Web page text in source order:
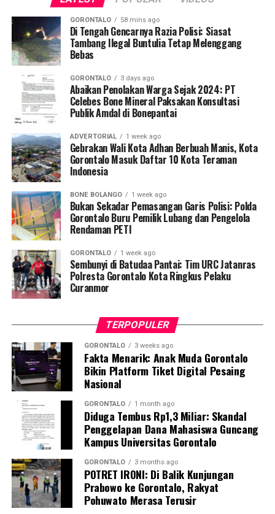
Singkawang. Capaian ini menjadi bukti konkret bahwa
Kota Gorontalo terus bertransformasi menjadi daerah
yang aman, nyaman, dan ramah bagi semua.
tersebut.
“Langkah penyegelan ini bertujuan untuk mendukung
proses penegakan hukum secara tuntas terhadap
praktik PETI di wilayah Kabupaten Bone Bolango,” tegas
Kombes Pol. Maruly Pardede.
Dari hasil penyisiran di Tempat Kejadian Perkara (TKP),
operasional, meliputi dua karung material batu galian,
dua buah pipa karbon, tiga mata borjet hammer, serta
satu buah mangkuk plastik warna biru.
Selain menyegel lubang tambang dan mengamankan
barang bukti material serta alat pengolahan, petugas
turut menempelkan surat imbauan tertulis di sekitar
area penambangan agar tidak ada lagi aktivitas ilegal
yang berlangsung.
Kendati saat tim tiba di lokasi tidak ditemukan adanya
aktivitas penambangan yang tengah berjalan, seluruh
rangkaian kegiatan penyelidikan berlangsung aman,
kondusif, dan tanpa hambatan.
Kombes Pol. Maruly menegaskan, Polda Gorontalo tidak
akan berhenti pada tindakan penyegelan semata.
Pihaknya kini tengah melakukan penelusuran mendalam
terhadap pihak-pihak yang terafiliasi dengan aktivitas
tambang ilegal tersebut.
“Sebagai tindak lanjut, Ditreskrimsus Polda Gorontalo
akan menelusuri seluruh pihak yang terlibat, mulai dari
pemilik lubang tambang, para pekerja di lapangan,
hingga pengelola tempat rendaman material,” pungkas
Maruly.
GORONTALO 58 mins ago
Di Tengah Gencarnya Razia Polisi: Siasat
Tambang Ilegal Buntulia Tetap Melenggang
Bebas
GORONTALO 3 days ago
Abaikan Penolakan Warga Sejak 2024: PT
Celebes Bone Mineral Paksakan Konsultasi
Publik Amdal di Bonepantai
ADVERTORIAL 1 week ago
Gebrakan Wali Kota Adhan Berbuah Manis, Kota
Gorontalo Masuk Daftar 10 Kota Teraman
Indonesia
BONE BOLANGO 1 week ago
Bukan Sekadar Pemasangan Garis Polisi: Polda
Gorontalo Buru Pemilik Lubang dan Pengelola
Rendaman PETI
GORONTALO 1 week ago
Sembunyi di Batudaa Pantai: Tim URC Jatanras
Polresta Gorontalo Kota Ringkus Pelaku
Curanmor
TERPOPULER
GORONTALO 3 weeks ago
Fakta Menarik: Anak Muda Gorontalo
Bikin Platform Tiket Digital Pesaing
Nasional
GORONTALO 1 month ago
Diduga Tembus Rp1,3 Miliar: Skandal
Penggelapan Dana Mahasiswa Guncang
Kampus Universitas Gorontalo
GORONTALO 3 months ago
POTRET IRONI: Di Balik Kunjungan
Prabowo ke Gorontalo, Rakyat
Pohuwato Merasa Terusir